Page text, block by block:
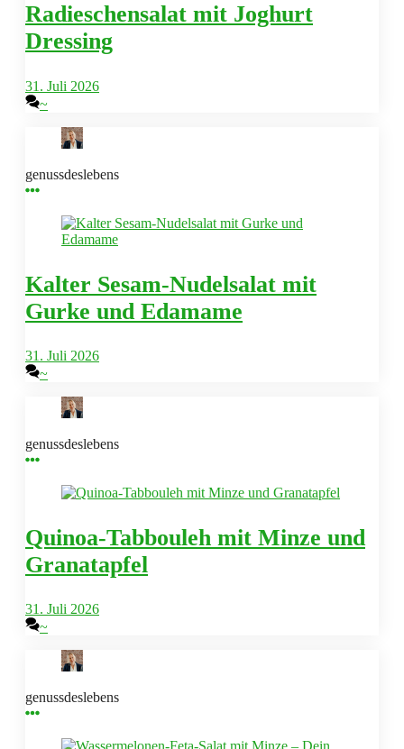
Radieschensalat mit Joghurt
Dressing
31. Juli 2026
~
genussdeslebens
Kalter Sesam-Nudelsalat mit
Gurke und Edamame
31. Juli 2026
~
genussdeslebens
Quinoa-Tabbouleh mit Minze und
Granatapfel
31. Juli 2026
~
genussdeslebens